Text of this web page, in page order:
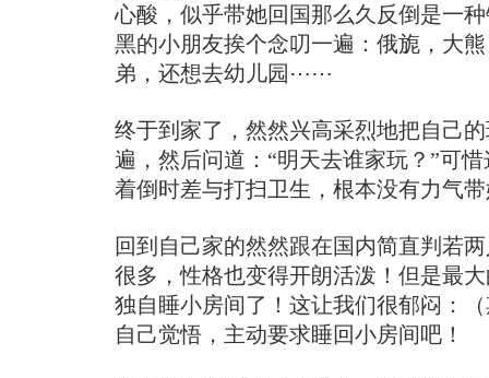
心酸，似乎带她回国那么久反倒是一
黑的小朋友挨个念叨一遍：俄旎，大
弟，还想去幼儿园⋯⋯
终于到家了，然然兴高采烈地把自己
遍，然后问道：“明天去谁家玩？”可
着倒时差与打扫卫生，根本没有力气
回到自己家的然然跟在国内简直判若
很多，性格也变得开朗活泼！但是最
独自睡小房间了！这让我们很郁闷：
自己觉悟，主动要求睡回小房间吧！